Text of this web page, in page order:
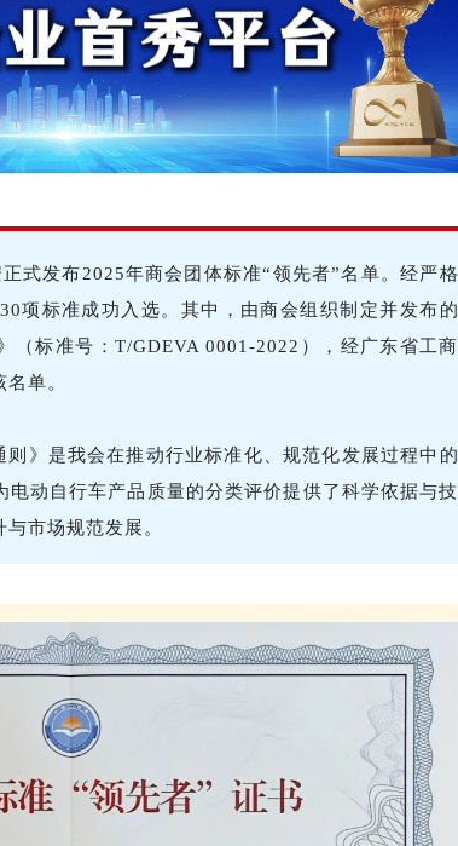
式发布2025年商会团体标准“领先者”名单。经严格
项标准成功入选。其中，由商会组织制定并发布的
（标准号：T/GDEVA 0001-2022），经广东省工商
单。
则》是我会在推动行业标准化、规范化发展过程中的
动自行车产品质量的分类评价提供了科学依据与技
市场规范发展。